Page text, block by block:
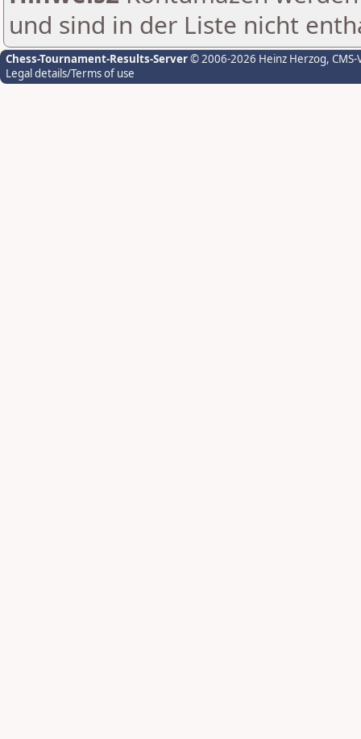
und sind in der Liste nicht
Chess-Tournament-Results-Server© 2006-2026 Heinz Herzog,
Legal details/Terms of use